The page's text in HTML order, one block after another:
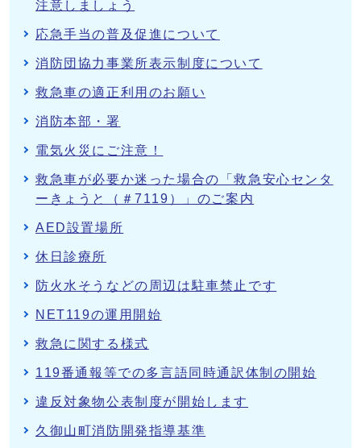
注意しましょう
応急手当の普及促進について
消防団協力事業所表示制度について
救急車の適正利用のお願い
消防本部・署
電気火災にご注意！
救急車が必要か迷った場合の「救急安心センタ
ーきょうと（＃7119）」のご案内
AED設置場所
休日診療所
防火水そうなどの周辺は駐車禁止です
NET119の運用開始
救急に関する様式
119番通報等での多言語同時通訳体制の開始
違反対象物公表制度が開始します
久御山町消防開発指導基準